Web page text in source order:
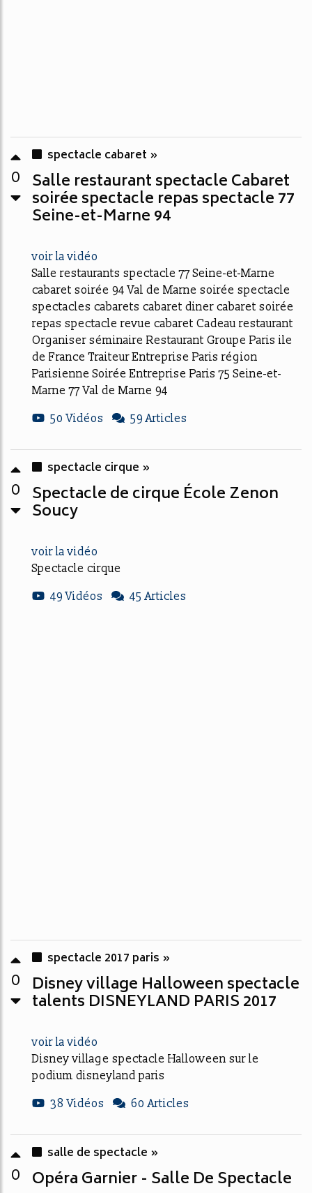
0
spectacle cabaret »
Salle restaurant spectacle Cabaret
soirée spectacle repas spectacle 77
Seine-et-Marne 94
voir la vidéo
Salle restaurants spectacle 77 Seine-et-Marne
cabaret soirée 94 Val de Marne soirée spectacle
spectacles cabarets cabaret diner cabaret soirée
repas spectacle revue cabaret Cadeau restaurant
Organiser séminaire Restaurant Groupe Paris ile
de France Traiteur Entreprise Paris région
Parisienne Soirée Entreprise Paris 75 Seine-et-
Marne 77 Val de Marne 94
50 Vidéos
59 Articles
0
spectacle cirque »
Spectacle de cirque École Zenon
Soucy
voir la vidéo
Spectacle cirque
49 Vidéos
45 Articles
0
spectacle 2017 paris »
Disney village Halloween spectacle
talents DISNEYLAND PARIS 2017
voir la vidéo
Disney village spectacle Halloween sur le
podium disneyland paris
38 Vidéos
60 Articles
0
salle de spectacle »
Opéra Garnier - Salle De Spectacle